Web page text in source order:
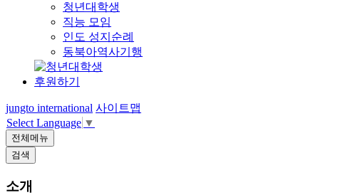
청년대학생
직능 모임
인도 성지순례
동북아역사기행
후원하기
jungto international 사이트맵
Select Language ▼
전체메뉴
검색
소개